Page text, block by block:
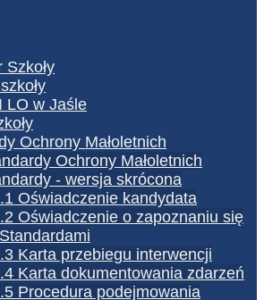
Szkoły
LO w Jaśle
Ochrony Małoletnich
Ochrony Małoletnich
- wersja skrócona
Oświadczenie kandydata
Oświadczenie o zapoznaniu się
Karta przebiegu interwencji
Karta dokumentowania zdarzeń
Procedura podejmowania